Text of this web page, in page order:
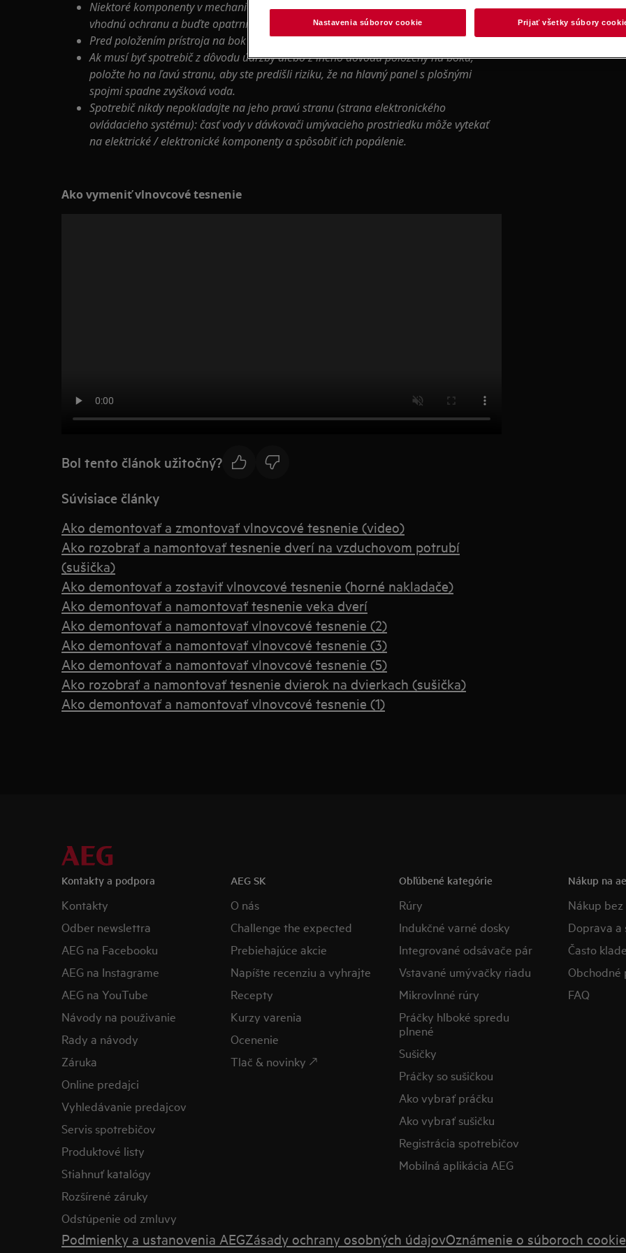
Niektoré komponenty v mechanickej časti môžu spôsobiť zranenie, preto noste
vhodnú ochranu a buďte opatrní.
Pred položením prístroja na bok vždy vyprázdnite všetku vodu.
Ak musí byť spotrebič z dôvodu údržby alebo z iného dôvodu položený na boku,
položte ho na ľavú stranu, aby ste predišli riziku, že na hlavný panel s plošnými
spojmi spadne zvyšková voda.
Spotrebič nikdy nepokladajte na jeho pravú stranu (strana elektronického
ovládacieho systému): časť vody v dávkovači umývacieho prostriedku môže vytekať
na elektrické / elektronické komponenty a spôsobiť ich popálenie.
Ako vymeniť vlnovcové tesnenie
Bol tento článok užitočný?
Súvisiace články
Ako demontovať a zmontovať vlnovcové tesnenie (video)
Ako rozobrať a namontovať tesnenie dverí na vzduchovom potrubí
(sušička)
Ako demontovať a zostaviť vlnovcové tesnenie (horné nakladače)
Ako demontovať a namontovať tesnenie veka dverí
Ako demontovať a namontovať vlnovcové tesnenie (2)
Ako demontovať a namontovať vlnovcové tesnenie (3)
Ako demontovať a namontovať vlnovcové tesnenie (5)
Ako rozobrať a namontovať tesnenie dvierok na dvierkach (sušička)
Ako demontovať a namontovať vlnovcové tesnenie (1)
Kontakty a podpora
Kontakty
Odber newslettra
AEG na Facebooku
AEG na Instagrame
AEG na YouTube
Návody na použivanie
Rady a návody
Záruka
Online predajci
Vyhledávanie predajcov
Servis spotrebičov
Produktové listy
Stiahnuť katalógy
Rozšírené záruky
Odstúpenie od zmluvy
AEG SK
O nás
Challenge the expected
Prebiehajúce akcie
Napíšte recenziu a vyhrajte
Recepty
Kurzy varenia
Ocenenie
Tlač & novinky 🡕
Obľúbené kategórie
Rúry
Indukčné varné dosky
Integrované odsávače pár
Vstavané umývačky riadu
Mikrovlnné rúry
Práčky hlboké spredu
plnené
Sušičky
Práčky so sušičkou
Ako vybrať práčku
Ako vybrať sušičku
Registrácia spotrebičov
Mobilná aplikácia AEG
Nákup na
Nákup
Doprava a
​Často
Obchodné
FAQ
Podmienky a ustanovenia AEGZásady ochrany osobných údajovOznámenie o súboroch cookie
Nastavenia súborov cookie Prijať všetky súbory